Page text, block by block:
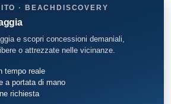
· BEACHDISCOVERY
e scopri concessioni demaniali,
o attrezzate nelle vicinanze.
tempo reale
a portata di mano
richiesta